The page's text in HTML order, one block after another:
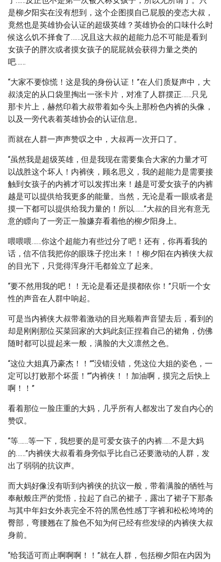
是柳夕阳实在没有想到，这个企图摸自己屁股的变态大叔，
竟然也是英雄协会认证的超级英雄？英雄协会的口味什么时
候这么饥不择食了……况且这大叔的超能力总不可能是看到
女孩子的胖次或者摸女孩子的屁屁就会获得力量之类的
吧……
“大家不要惊慌！这是我的身份认证！”在人们质疑声中，大
叔淡定的从口袋里掏出一张卡片，对准了人群摆正……只见
那卡片上，赫然印着大叔带着如今头上那粉色内裤的头像，
以及一旁代表着英雄协会的认证信息。
而就在人群一声声赞叹之中，大叔再一次开口了。
“虽然我是超级英雄，但是我现在需要集合大家的力量才可
以战胜这个坏人！内裤侠，顾名思义，我的超能力是需要接
触到女孩子的内裤才可以发挥出来！越是可爱女孩子的内裤
越是可以提供给我更多的能量。当然，无论是看一眼或者是
摸一下都可以提供给我力量的！所以……”大叔的目光有意无
意的瞟向了一旁正一脸嫌弃看着他的柳夕阳身上。
喂喂喂……你这个超能力有些过分了吧！还有，你再看我的
话，信不信我把你的眼珠子挖出来！！柳夕阳在内裤侠大叔
的目光下，只觉得浑身汗毛都耸立了起来。
“要不然用我的吧！！无论是看还是摸都依你！”只听一个女
性的声音在人群中响起。
可是当内裤侠大叔带着激动的目光顺着声音望去后，看到的
却是刚刚那位买菜回家的大妈此刻正捏着自己的裙角，仿佛
随时都可以提起来一般，满脸的大义凛然之色。
“这位大姐真乃豪杰！！”“没错没错，凭这位大姐的姿色，一
定可以打败那个坏蛋！”“内裤侠！！加油啊，摸完之后快上
啊！！”
看着那位一脸庄重的大妈，几乎所有人都发出了发自内心的
赞叹。
“等……等一下，我想要的是可爱女孩子的内裤……不是大妈
的……”内裤侠大叔看着身旁似乎比自己还要激动的人群，发
出了弱弱的抗议声。
而大妈好像没有听到内裤侠的抗议一般，带着满脸的牺牲与
奉献般庄严的觉悟，拉起了自己的裙子，露出了裙子下那条
与其中年妇女外表完全不符的黑色性感丁字裤和松松垮垮的
臀部，弯腰翘在了脸色不知为何已经有些发绿的内裤侠大叔
身前。
“给我适可而止啊啊啊！！”就在人群，包括柳夕阳在内因为